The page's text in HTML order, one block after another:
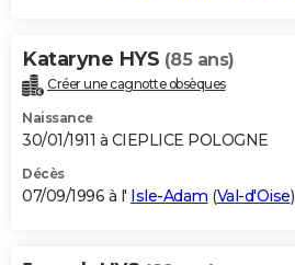
Kataryne HYS (85 ans)
Créer une cagnotte obsèques
Naissance
30/01/1911 à CIEPLICE POLOGNE
Décès
07/09/1996 à l' Isle-Adam (Val-d'Oise)